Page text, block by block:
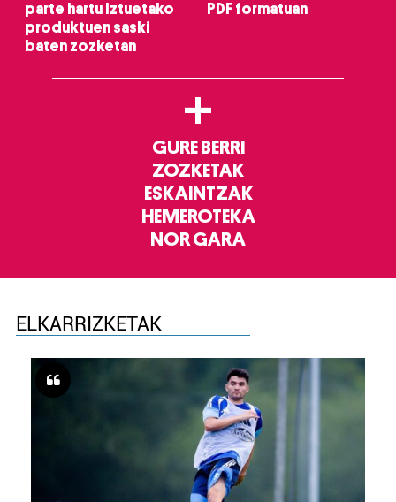
parte hartu Iztuetako
produktuen saski
baten zozketan
PDF formatuan
+
GURE BERRI
ZOZKETAK
ESKAINTZAK
HEMEROTEKA
NOR GARA
ELKARRIZKETAK